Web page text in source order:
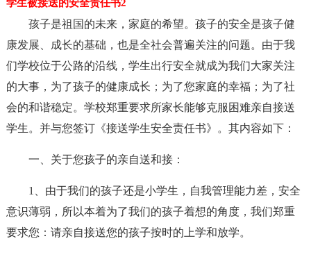
学生被接送的安全责任书2
孩子是祖国的未来，家庭的希望。孩子的安全是孩子健
康发展、成长的基础，也是全社会普遍关注的问题。由于我
们学校位于公路的沿线，学生出行安全就成为我们大家关注
的大事，为了孩子的健康成长；为了您家庭的幸福；为了社
会的和谐稳定。学校郑重要求所家长能够克服困难亲自接送
学生。并与您签订《接送学生安全责任书》。其内容如下：
一、关于您孩子的亲自送和接：
1、由于我们的孩子还是小学生，自我管理能力差，安全
意识薄弱，所以本着为了我们的孩子着想的角度，我们郑重
要求您：请亲自接送您的孩子按时的上学和放学。